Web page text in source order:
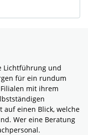
Lichtführung und
für ein rundum
mit ihrem
auf einen Blick, welche
Wer eine Beratung